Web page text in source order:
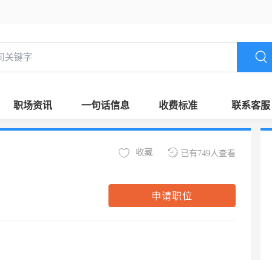
职场资讯 一句话信息 收费标准 联系客服
已有749人查看
收藏
申请职位